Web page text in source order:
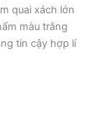
quai xách lớn
màu trắng
tin cậy hợp lí